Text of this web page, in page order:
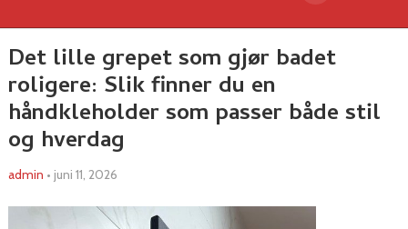
Det lille grepet som gjør badet
roligere: Slik finner du en
håndkleholder som passer både stil
og hverdag
admin • juni 11, 2026